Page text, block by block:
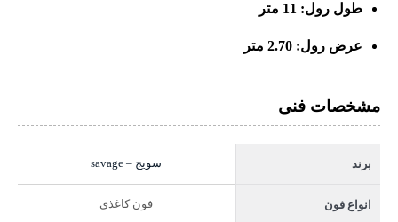
طول رول: 11 متر
عرض رول: 2.70 متر
مشخصات فنی
برند سویج – savage
انواع فون فون کاغذی